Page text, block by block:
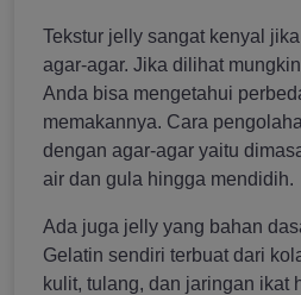
Tekstur jelly sangat kenyal
agar-agar. Jika dilihat
Anda bisa mengetahui
memakannya. Cara
dengan agar-agar yaitu
air dan gula hingga mendidih.
Ada juga jelly yang bahan
Gelatin sendiri terbuat dari
kulit, tulang, dan jaringan ikat